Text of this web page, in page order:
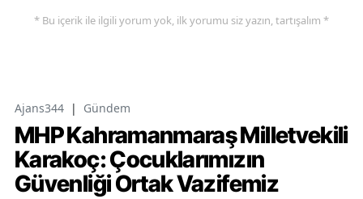
* Bu içerik ile ilgili yorum yok, ilk yorumu siz yazın, tartışalım *
Ajans344 | Gündem
MHP Kahramanmaraş Milletvekili
Karakoç: Çocuklarımızın
Güvenliği Ortak Vazifemiz